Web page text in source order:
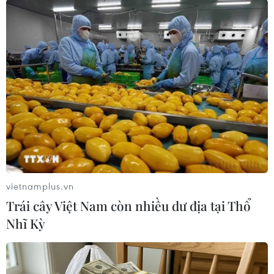
(TTXVN/Vietnam+)
#Vận chuyể ma túy
vietnamplus.vn
Trái cây Việt Nam còn nhiều dư địa tại Thổ
Nhĩ Kỳ